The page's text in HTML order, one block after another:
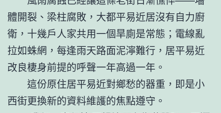
體開裂、梁柱腐敗，大都平易近居沒有自力廚
衛，十幾戶人家共用一個旱廁是常態；電線亂
拉如蛛網，每逢雨天路面泥濘難行，居平易近
改良棲身前提的呼聲一年高過一年。
這份原住居平易近對鄉愁的器重，即是小
西街更換新的資料維護的焦點遵守。